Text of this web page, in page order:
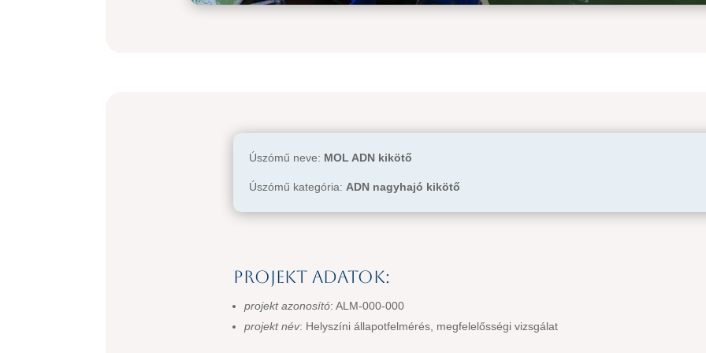
Úszómű neve: MOL ADN kikötő
Úszómű kategória: ADN nagyhajó kikötő
Projekt adatok:
projekt azonosító: ALM-000-000
projekt név: Helyszíni állapotfelmérés, megfelelősségi vizsgálat